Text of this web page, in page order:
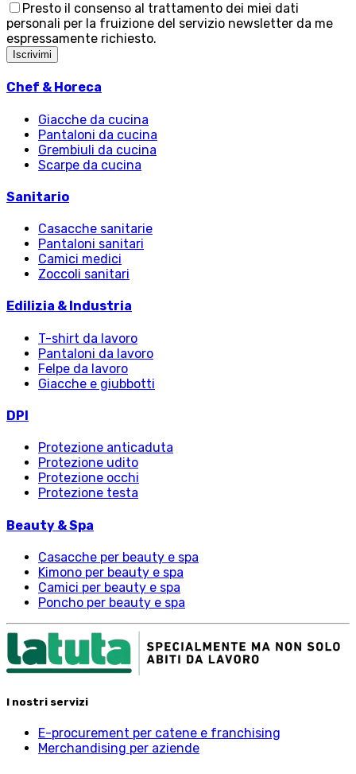
Presto il consenso al trattamento dei miei dati
personali per la fruizione del servizio newsletter da me
espressamente richiesto.
Iscrivimi
Chef & Horeca
Giacche da cucina
Pantaloni da cucina
Grembiuli da cucina
Scarpe da cucina
Sanitario
Casacche sanitarie
Pantaloni sanitari
Camici medici
Zoccoli sanitari
Edilizia & Industria
T-shirt da lavoro
Pantaloni da lavoro
Felpe da lavoro
Giacche e giubbotti
DPI
Protezione anticaduta
Protezione udito
Protezione occhi
Protezione testa
Beauty & Spa
Casacche per beauty e spa
Kimono per beauty e spa
Camici per beauty e spa
Poncho per beauty e spa
I nostri servizi
E-procurement per catene e franchising
Merchandising per aziende